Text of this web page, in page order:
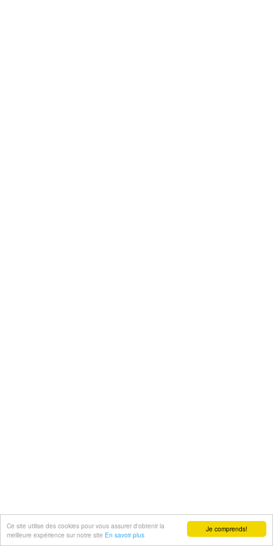
Je comprends!
Ce site utilise des cookies pour vous assurer d'obtenir la
meilleure expérience sur notre site En savoir plus